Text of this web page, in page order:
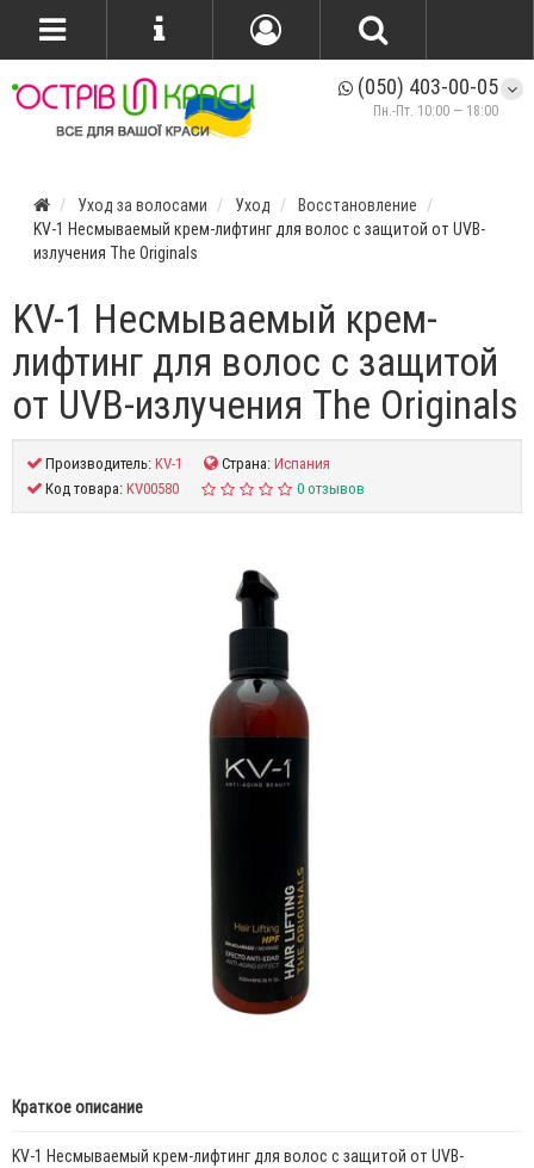
(050) 403-00-05
Пн.-Пт. 10:00 — 18:00
Уход за волосами Уход
Восстановление
KV-1 Несмываемый крем-лифтинг для волос с защитой от UVB-
излучения The Originals
KV-1 Несмываемый крем-
лифтинг для волос с защитой
от UVB-излучения The Originals
Производитель:KV-1 Страна:Испания
Код товара:KV00580 0 отзывов
Краткое описание
KV-1 Несмываемый крем-лифтинг для волос с защитой от UVB-